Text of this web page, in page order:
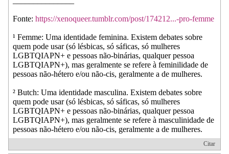
Fonte: https://xenoqueer.tumblr.com/post/174212...-pro-femme
¹ Femme: Uma identidade feminina. Existem debates sobre
quem pode usar (só lésbicas, só sáficas, só mulheres
LGBTQIAPN+ e pessoas não-binárias, qualquer pessoa
LGBTQIAPN+), mas geralmente se refere à feminilidade de
pessoas não-hétero e/ou não-cis, geralmente a de mulheres.
² Butch: Uma identidade masculina. Existem debates sobre
quem pode usar (só lésbicas, só sáficas, só mulheres
LGBTQIAPN+ e pessoas não-binárias, qualquer pessoa
LGBTQIAPN+), mas geralmente se refere à masculinidade de
pessoas não-hétero e/ou não-cis, geralmente a de mulheres.
Citar